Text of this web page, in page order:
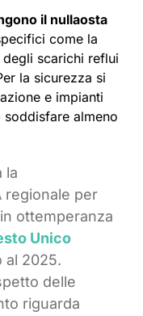
il nullaosta
come la
degli scarichi reflui
la sicurezza si
e impianti
almeno
la
regionale per
ottemperanza
Unico
al 2025.
delle
riguarda